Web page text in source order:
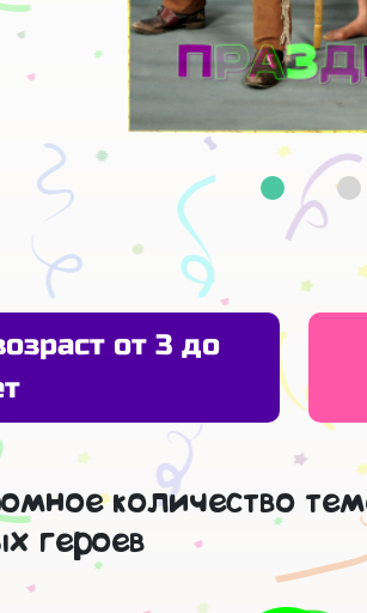
от 3 до
количество
героев